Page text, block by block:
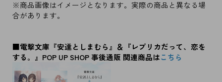
※商品画像はイメージとなります。実際の商品と異なる場
合があります。
■電撃文庫『安達としまむら』＆『レプリカだって、恋を
する。』POP UP SHOP 事後通販 関連商品はこちら